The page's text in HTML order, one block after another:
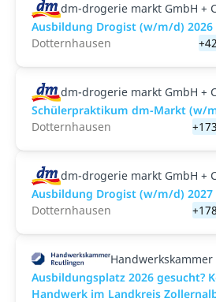
dm-drogerie markt GmbH +
Ausbildung Drogist (w/m/d) 2026
Dotternhausen
dm-drogerie markt GmbH +
Schülerpraktikum dm-Markt (w/
Dotternhausen
dm-drogerie markt GmbH +
Ausbildung Drogist (w/m/d) 2027
Dotternhausen
Ausbildungsplatz 2026 gesucht?
Handwerk im Landkreis